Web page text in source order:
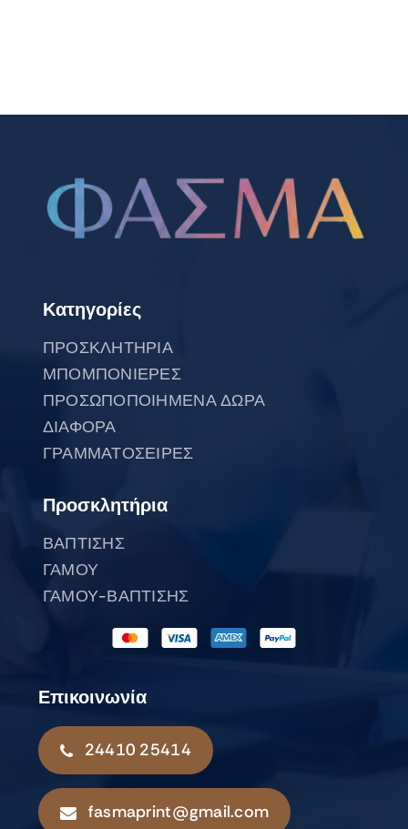
Κατηγορίες
ΠΡΟΣΚΛΗΤΗΡΙΑ
ΜΠΟΜΠΟΝΙΕΡΕΣ
ΠΡΟΣΩΠΟΠΟΙΗΜΕΝΑ ΔΩΡΑ
ΔΙΑΦΟΡΑ
ΓΡΑΜΜΑΤΟΣΕΙΡΕΣ
Προσκλητήρια
ΒΑΠΤΙΣΗΣ
ΓΑΜΟΥ
ΓΑΜΟΥ-ΒΑΠΤΙΣΗΣ
Επικοινωνία
24410 25414
fasmaprint@gmail.com